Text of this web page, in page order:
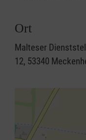
Ort
Malteser
12, 53340